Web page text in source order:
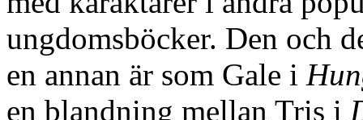
ungdomsböcker. Den och
en annan är som Gale i
en blandning mellan Tris i